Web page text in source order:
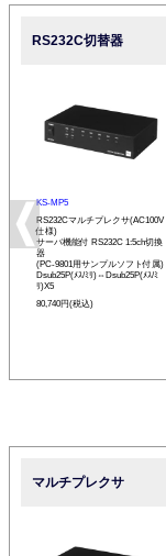
RS232C切替器
KS-MP5
RS232Cマルチプレクサ(AC100V
仕様)
サーバ機能付 RS232C 1:5ch切換
器
(PC-9801用サンプルソフト付属)
Dsub25P(ﾒｽ/ﾐﾘ)⇔Dsub25P(ﾒｽ/ﾐ
ﾘ)X5
80,740円(税込)
マルチプレクサ